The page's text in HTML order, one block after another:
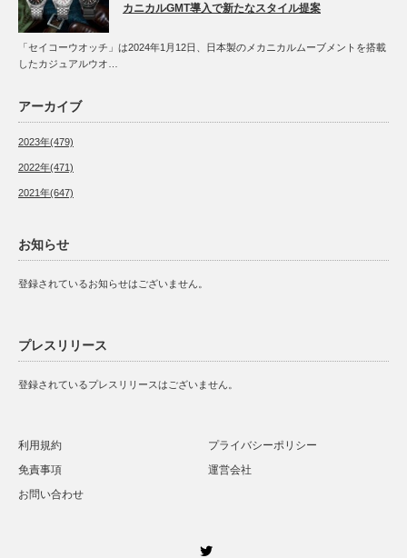
カニカルGMT導入で新たなスタイル提案
「セイコーウオッチ」は2024年1月12日、日本製のメカニカルムーブメントを搭載
したカジュアルウオ…
アーカイブ
2023年(479)
2022年(471)
2021年(647)
お知らせ
登録されているお知らせはございません。
プレスリリース
登録されているプレスリリースはございません。
利用規約
プライバシーポリシー
免責事項
運営会社
お問い合わせ